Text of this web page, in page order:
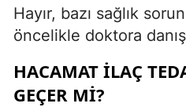
Hayır, bazı sağlık
öncelikle doktora
HACAMAT ILAÇ
GEÇER MI?